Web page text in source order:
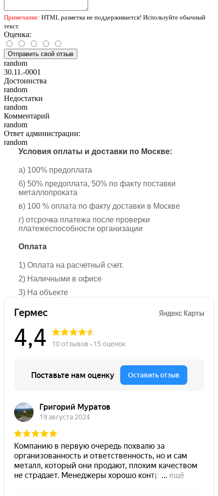
Примечание: HTML разметка не поддерживается! Используйте обычный
текст.
Оценка:
Отправить свой отзыв
random
30.11.-0001
Достоинства
random
Недостатки
random
Комментарий
random
Ответ администрации:
random
Условия оплаты и доставки по Москве:
а) 100% предоплата
б) 50% предоплата, 50% по факту поставки
металлопроката
в) 100 % оплата по факту доставки в Москве
г) отсрочка платежа после проверки
платежеспособности организации
Оплата
1) Оплата на расчетный счет.
2) Наличными в офисе
3) На объекте